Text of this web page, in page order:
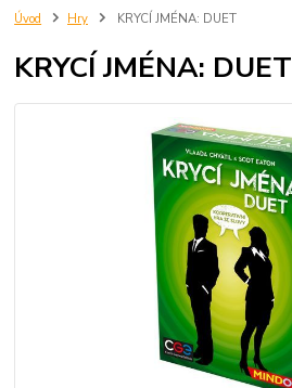
Úvod Hry KRYCÍ JMÉNA: DUET
KRYCÍ JMÉNA: DUET